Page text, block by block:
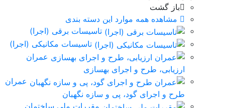
باز گشت
مشاهده همه موارد این دسته بندی
تاسیسات برقی (اجرا)
تاسیسات مکانیکی (اجرا)
عمران
ارزیابی، طرح و اجرای بهسازی
عمران
طرح و اجرای گود، پی و سازه نگهبان
مقررات ملی ساختمان